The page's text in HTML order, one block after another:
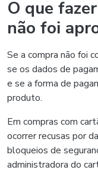
O que
não foi
Se a compra não foi
se os dados de
e se a forma de
produto.
Em compras com
ocorrer recusas por
bloqueios de
administradora do